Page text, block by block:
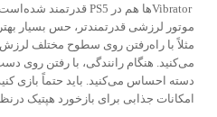
موتور لرزشی قدرتمندتر، حس بسیار
مثلاً با راه‌رفتن روی سطوح مختلف
می‌کنید. هنگام رانندگی، با رفتن روی
دسته احساس می‌کنید. باید حتماً بازی
امکانات جذابی برای بازخورد هپتیک